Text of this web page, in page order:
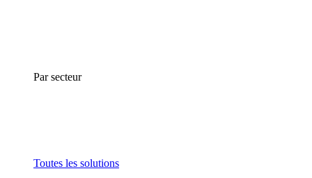
Par secteur
Toutes les solutions